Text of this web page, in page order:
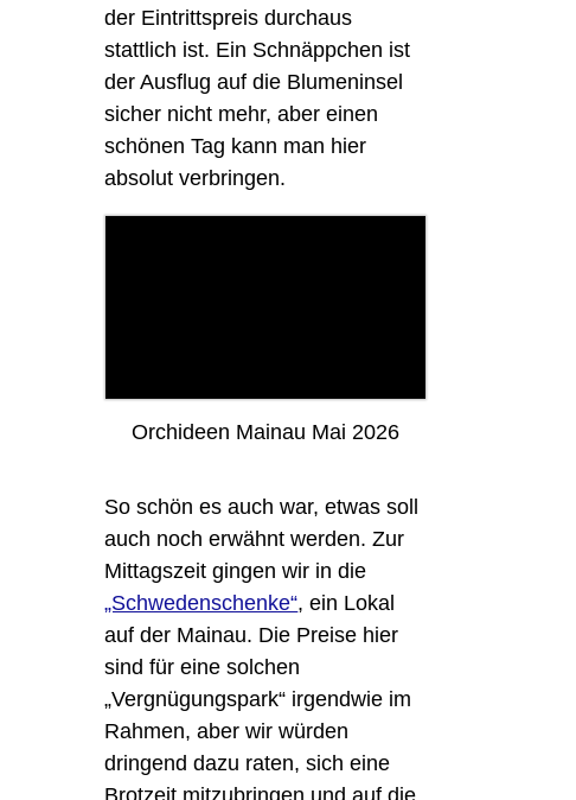
der Eintrittspreis durchaus
stattlich ist. Ein Schnäppchen ist
der Ausflug auf die Blumeninsel
sicher nicht mehr, aber einen
schönen Tag kann man hier
absolut verbringen.
Orchideen Mainau Mai 2026
So schön es auch war, etwas soll
auch noch erwähnt werden. Zur
Mittagszeit gingen wir in die
„Schwedenschenke“, ein Lokal
auf der Mainau. Die Preise hier
sind für eine solchen
„Vergnügungspark“ irgendwie im
Rahmen, aber wir würden
dringend dazu raten, sich eine